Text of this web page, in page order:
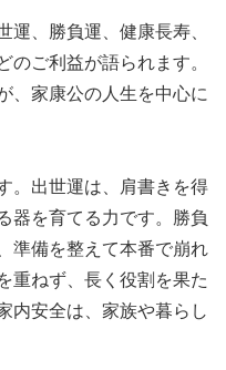
運、勝負運、健康長寿、
のご利益が語られます。
、家康公の人生を中心に
。出世運は、肩書きを得
器を育てる力です。勝負
準備を整えて本番で崩れ
重ねず、長く役割を果た
内安全は、家族や暮らし